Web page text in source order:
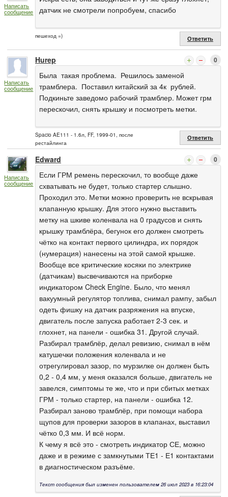
Написать
сообщение
датчик не смотрели попробуем, спасибо
пешеход =) Ответить
Написать
сообщение
Hurep 0
Была такая проблема. Решилось заменой
трамблера. Поставил китайский за 4к рублей.
Подкиньте заведомо рабочий трамблер. Может грм
перескочил, снять крышку и посмотреть метки.
Spacio AE111 - 1.6л, FF, 1999-01, после
рестайлинга
Ответить
Написать
сообщение
Edward 0
Если ГРМ ремень перескочил, то вообще даже
схватывать не будет, только стартер слышно.
Проходил это. Метки можно проверить не вскрывая
клапанную крышку. Для этого нужно выставить
метку на шкиве коленвала на 0 градусов и снять
крышку трамблёра, бегунок его должен смотреть
чётко на контакт первого цилиндра, их порядок
(нумерация) нанесены на этой самой крышке.
Вообще все критические косяки по электрике
(датчикам) высвечиваются на приборке
индикатором Check Engine. Было, что менял
вакуумный регулятор топлива, снимал рампу, забыл
одеть фишку на датчик разряжения на впуске,
двигатель после запуска работает 2-3 сек. и
глохнет, на панели - ошибка 31. Другой случай.
Разбирал трамблёр, делал ревизию, снимал в нём
катушечки положения коленвала и не
отрегулировал зазор, по мурзилке он должен быть
0,2 - 0,4 мм, у меня оказался больше, двигатель не
завелся, симптомы те же, что и при сбитых метках
ГРМ - только стартер, на панели - ошибка 12.
Разбирал заново трамблёр, при помощи набора
щупов для проверки зазоров в клапанах, выставил
чётко 0,3 мм. И всё норм.
К чему я всё это - смотреть индикатор СЕ, можно
даже и в режиме с замкнутыми ТЕ1 - Е1 контактами
в диагностическом разъёме.
Текст сообщения был изменен пользователем 26 июл 2023 в 16:23:04